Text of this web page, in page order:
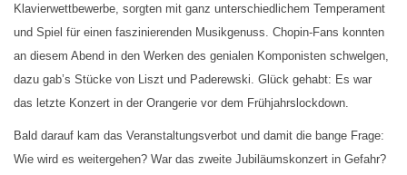
Klavierwettbewerbe, sorgten mit ganz unterschiedlichem Temperament
und Spiel für einen faszinierenden Musikgenuss. Chopin-Fans konnten
an diesem Abend in den Werken des genialen Komponisten schwelgen,
dazu gab’s Stücke von Liszt und Paderewski. Glück gehabt: Es war
das letzte Konzert in der Orangerie vor dem Frühjahrslockdown.
Bald darauf kam das Veranstaltungsverbot und damit die bange Frage:
Wie wird es weitergehen? War das zweite Jubiläumskonzert in Gefahr?